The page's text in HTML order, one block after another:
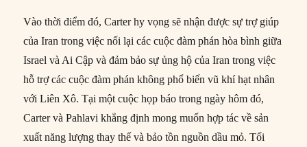
Vào thời điểm đó, Carter hy vọng sẽ nhận được sự trợ giúp
của Iran trong việc nối lại các cuộc đàm phán hòa bình giữa
Israel và Ai Cập và đảm bảo sự ủng hộ của Iran trong việc
hỗ trợ các cuộc đàm phán không phổ biến vũ khí hạt nhân
với Liên Xô. Tại một cuộc họp báo trong ngày hôm đó,
Carter và Pahlavi khẳng định mong muốn hợp tác về sản
xuất năng lượng thay thế và bảo tồn nguồn dầu mỏ. Tối